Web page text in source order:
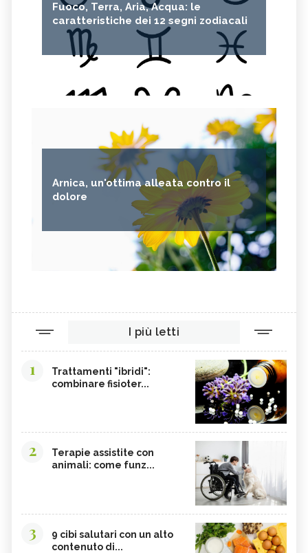
Fuoco, Terra, Aria, Acqua: le
caratteristiche dei 12 segni zodiacali
Arnica, un'ottima alleata contro il
dolore
I più letti
1
Trattamenti "ibridi":
combinare fisioter...
2
Terapie assistite con
animali: come funz...
3
9 cibi salutari con un alto
contenuto di...